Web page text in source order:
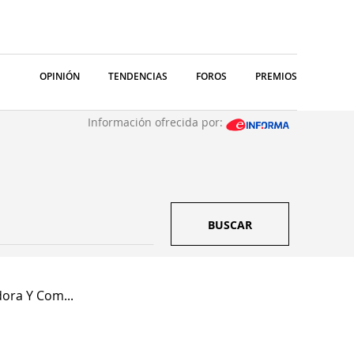
OPINIÓN TENDENCIAS FOROS PREMIOS
Información ofrecida por:
BUSCAR
Y Com...